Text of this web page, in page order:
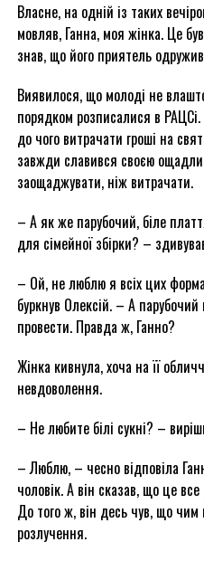
Власне, на одній із таких
мовляв, Ганна, моя жінка. Це
знав, що його приятель
Виявилося, що молоді не
порядком розписалися в
до чого витрачати гроші на
завжди славився своєю
заощаджувати, ніж витрачати.
– А як же парубочий, біле
для сімейної збірки? –
– Ой, не люблю я всіх цих
буркнув Олексій. – А
провести. Правда ж, Ганно?
Жінка кивнула, хоча на її
невдоволення.
– Не любите білі сукні? –
– Люблю, – чесно відповіла
чоловік. А він сказав, що це
До того ж, він десь чув, що
розлучення.